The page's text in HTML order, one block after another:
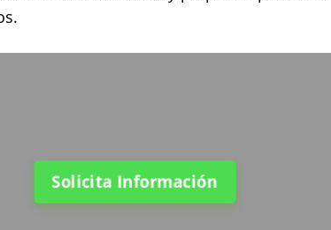
Solicita Información